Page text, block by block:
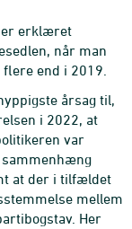
erklæret
når man
end i 2019.
årsag til,
i 2022, at
var
sammenhæng
at der i tilfældet
mellem
Her